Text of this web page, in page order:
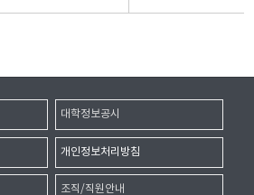
대학정보공시
개인정보처리방침
조직/직원안내